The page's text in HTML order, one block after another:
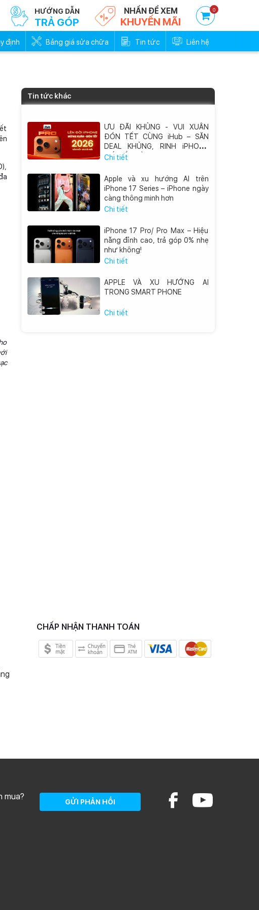
0
NHẤN ĐỂ XEM
KHUYẾN MÃI
HƯỚNG DẪN
TRẢ GÓP
định Bảng giá sửa chữa Tin tức Liên hệ
Tin tức khác
ƯU ĐÃI KHỦNG - VUI XUÂN
ĐÓN TẾT CÙNG iHub – SĂN
DEAL KHỦNG, RINH iPHONE
MỚI VỀ NHÀ
Chi tiết
Apple và xu hướng AI trên
iPhone 17 Series – iPhone ngày
càng thông minh hơn
Chi tiết
iPhone 17 Pro/ Pro Max – Hiệu
năng đỉnh cao, trả góp 0% nhẹ
như không!
Chi tiết
APPLE VÀ XU HƯỚNG AI
TRONG SMART PHONE
Chi tiết
CHẤP NHẬN THANH TOÁN
mua?
GỬI PHẢN HỒI